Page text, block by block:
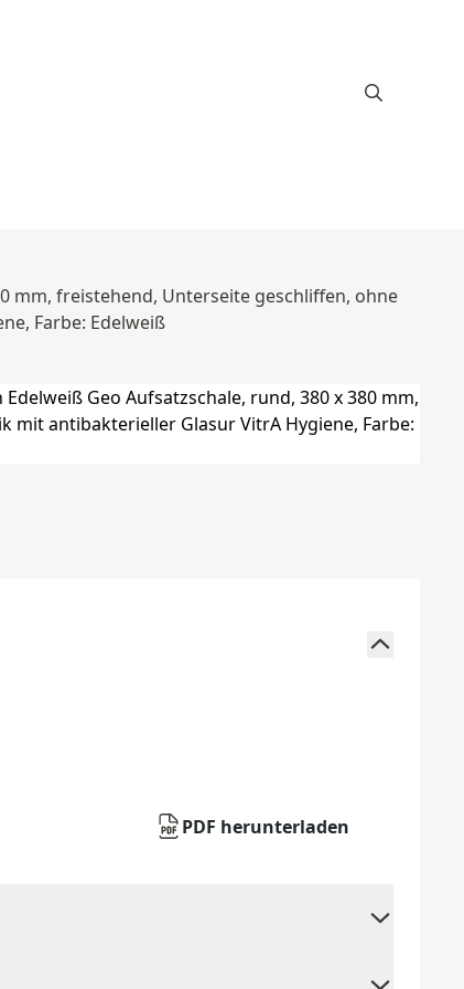
mm, freistehend, Unterseite geschliffen, ohne
Farbe: Edelweiß
PDF herunterladen